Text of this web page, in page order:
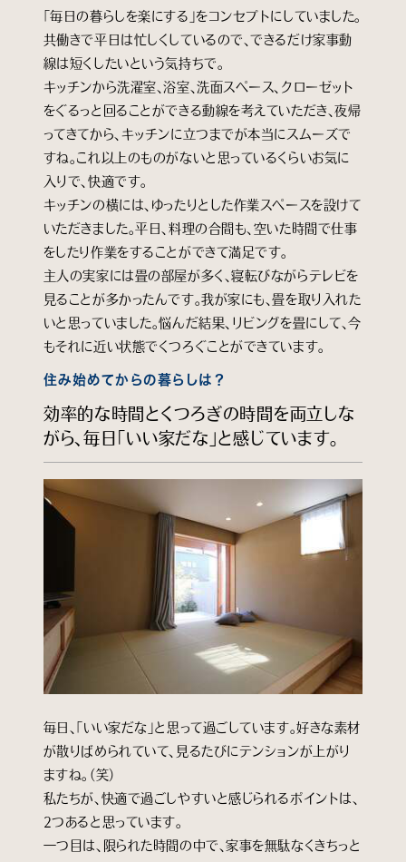
「毎日の暮らしを楽にする」をコンセプトにしていました。
共働きで平日は忙しくしているので、できるだけ家事動
線は短くしたいという気持ちで。
キッチンから洗濯室、浴室、洗面スペース、クローゼット
をぐるっと回ることができる動線を考えていただき、夜帰
ってきてから、キッチンに立つまでが本当にスムーズで
すね。これ以上のものがないと思っているくらいお気に
入りで、快適です。
キッチンの横には、ゆったりとした作業スペースを設けて
いただきました。平日、料理の合間も、空いた時間で仕事
をしたり作業をすることができて満足です。
主人の実家には畳の部屋が多く、寝転びながらテレビを
見ることが多かったんです。我が家にも、畳を取り入れた
いと思っていました。悩んだ結果、リビングを畳にして、今
もそれに近い状態でくつろぐことができています。
住み始めてからの暮らしは？
効率的な時間とくつろぎの時間を両立しな
がら、毎日「いい家だな」と感じています。
毎日、「いい家だな」と思って過ごしています。好きな素材
が散りばめられていて、見るたびにテンションが上がり
ますね。（笑）
私たちが、快適で過ごしやすいと感じられるポイントは、
2つあると思っています。
一つ目は、限られた時間の中で、家事を無駄なくきちっと